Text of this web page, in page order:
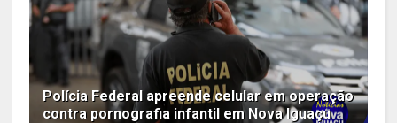
Polícia Federal apreende celular em operação
contra pornografia infantil em Nova Iguaçu